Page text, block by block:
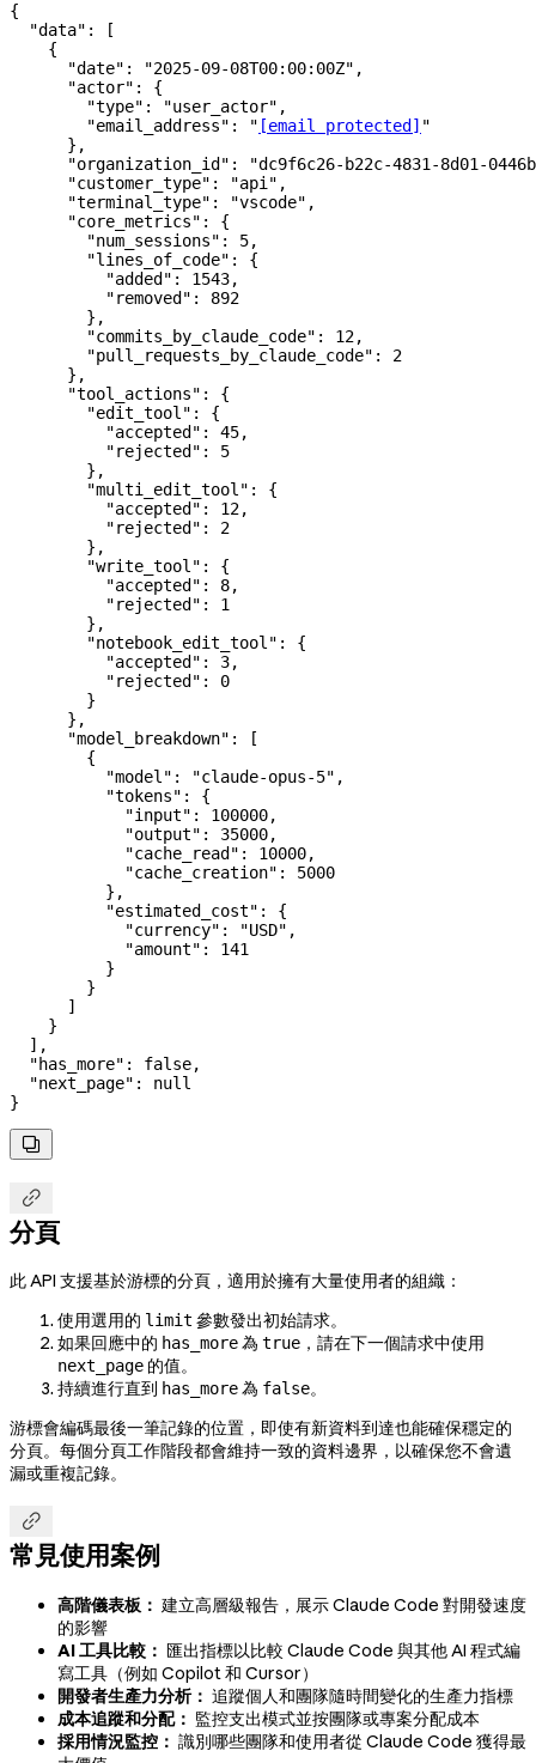
{
  "data"
: [
    {
      "date"
: "2025-09-08T00:00:00Z" ,
      "actor"
: {
        "type"
: "user_actor" ,
        "email_address"
: " [email protected] "
      },
      "organization_id"
:
"dc9f6c26-b22c-4831-8d01-
      "customer_type"
: "api" ,
      "terminal_type"
: "vscode" ,
      "core_metrics"
: {
        "num_sessions"
: 5,
        "lines_of_code"
: {
          "added"
: 1543,
          "removed"
: 892
        },
        "commits_by_claude_code"
: 12,
        "pull_requests_by_claude_code"
: 2
      },
      "tool_actions"
: {
        "edit_tool"
: {
          "accepted"
: 45,
          "rejected"
: 5
        },
        "multi_edit_tool"
: {
          "accepted"
: 12,
          "rejected"
: 2
        },
        "write_tool"
: {
          "accepted"
: 8,
          "rejected"
: 1
        },
        "notebook_edit_tool"
: {
          "accepted"
: 3,
          "rejected"
: 0
        }
      },
      "model_breakdown"
: [
        {
          "model"
: "claude-opus-5" ,
          "tokens"
: {
            "input"
: 100000,
            "output"
: 35000,
            "cache_read"
: 10000,
            "cache_creation"
: 5000
          },
          "estimated_cost"
: {
            "currency"
: "USD" ,
            "amount"
: 141
          }
        }
      ]
    }
  ],
  "has_more"
: false,
  "next_page"
: null
}


分頁
此 API 支援基於游標的分頁，適用於擁有大量使用者的組織：
使用選用的 limit 參數發出初始請求。
如果回應中的 has_more為 true ，請在下一個請求中使用
next_page 的值。
持續進行直到 has_more為 false。
游標會編碼最後一筆記錄的位置，即使有新資料到達也能確保穩定的
分頁。每個分頁工作階段都會維持一致的資料邊界，以確保您不會遺
漏或重複記錄。

常見使用案例
高階儀表板： 建立高層級報告，展示 Claude Code 對開發速度
的影響
AI 工具比較： 匯出指標以比較 Claude Code 與其他 AI 程式編
寫工具（例如 Copilot 和 Cursor）
開發者生產力分析： 追蹤個人和團隊隨時間變化的生產力指標
成本追蹤和分配： 監控支出模式並按團隊或專案分配成本
採用情況監控： 識別哪些團隊和使用者從 Claude Code 獲得最